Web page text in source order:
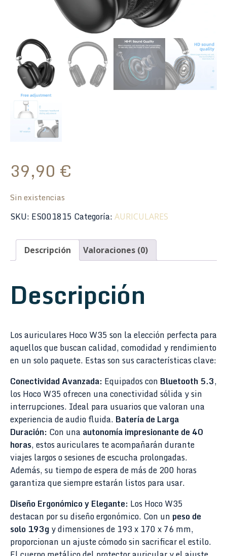
39,90 €
Sin existencias
SKU: ES001815 Categoría: AURICULARES
Descripción Valoraciones (0)
Descripción
Los auriculares Hoco W35 son la elección perfecta para
aquellos que buscan calidad, comodidad y rendimiento
en un solo paquete. Estas son sus características clave:
Conectividad Avanzada: Equipados con Bluetooth 5.3,
los Hoco W35 ofrecen una conectividad sólida y sin
interrupciones. Ideal para usuarios que valoran una
experiencia de audio fluida. Batería de Larga
Duración: Con una autonomía impresionante de 40
horas, estos auriculares te acompañarán durante
viajes largos o sesiones de escucha prolongadas.
Además, su tiempo de espera de más de 200 horas
garantiza que siempre estarán listos para usar.
Diseño Ergonómico y Elegante: Los Hoco W35
destacan por su diseño ergonómico. Con un peso de
solo 193gy dimensiones de 193 x 170 x 76 mm,
proporcionan un ajuste cómodo sin sacrificar el estilo.